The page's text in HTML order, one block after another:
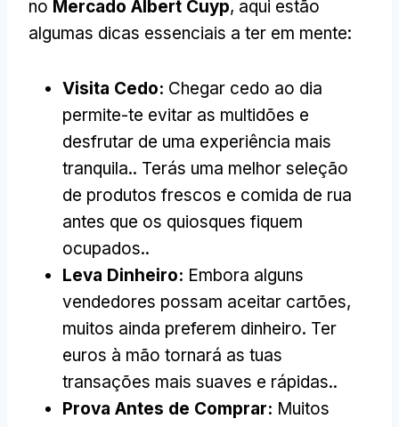
no Mercado Albert Cuyp, aqui estão
algumas dicas essenciais a ter em mente:
Visita Cedo: Chegar cedo ao dia
permite-te evitar as multidões e
desfrutar de uma experiência mais
tranquila.. Terás uma melhor seleção
de produtos frescos e comida de rua
antes que os quiosques fiquem
ocupados..
Leva Dinheiro: Embora alguns
vendedores possam aceitar cartões,
muitos ainda preferem dinheiro. Ter
euros à mão tornará as tuas
transações mais suaves e rápidas..
Prova Antes de Comprar: Muitos